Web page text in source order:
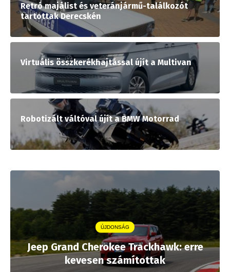
Retró majálist és veteránjármű-találkozót
tartottak Derecskén
Virtuális összkerékhajtással újít a Multivan
Robotizált váltóval újít a BMW Motorrad
ÚJDONSÁG
Jeep Grand Cherokee Trackhawk: erre
kevesen számítottak